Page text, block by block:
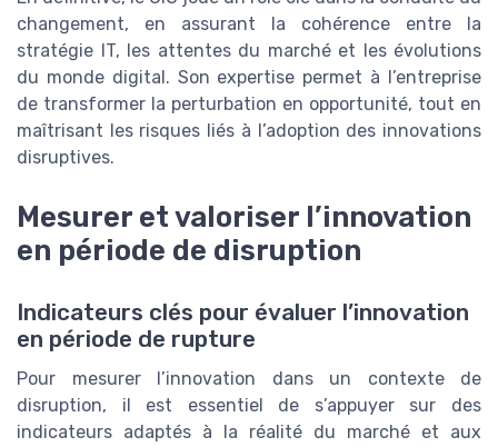
changement, en assurant la cohérence entre la
stratégie IT, les attentes du marché et les évolutions
du monde digital. Son expertise permet à l’entreprise
de transformer la perturbation en opportunité, tout en
maîtrisant les risques liés à l’adoption des innovations
disruptives.
Mesurer et valoriser l’innovation
en période de disruption
Indicateurs clés pour évaluer l’innovation
en période de rupture
Pour mesurer l’innovation dans un contexte de
disruption, il est essentiel de s’appuyer sur des
indicateurs adaptés à la réalité du marché et aux